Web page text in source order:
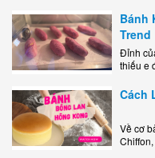
Bánh
Trend
Đỉnh
thiếu e
Cách
Về cơ